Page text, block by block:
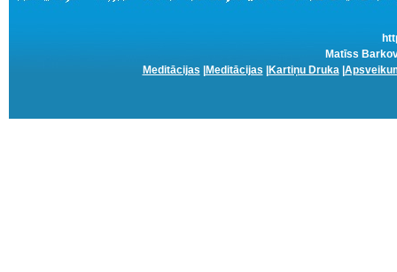
Matīss
Meditācijas
Meditācijas Kartiņu Druka|